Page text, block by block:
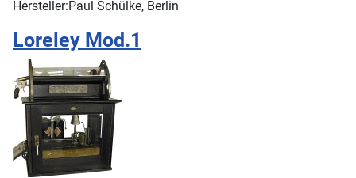
Hersteller:Paul Schülke, Berlin
Loreley Mod.1